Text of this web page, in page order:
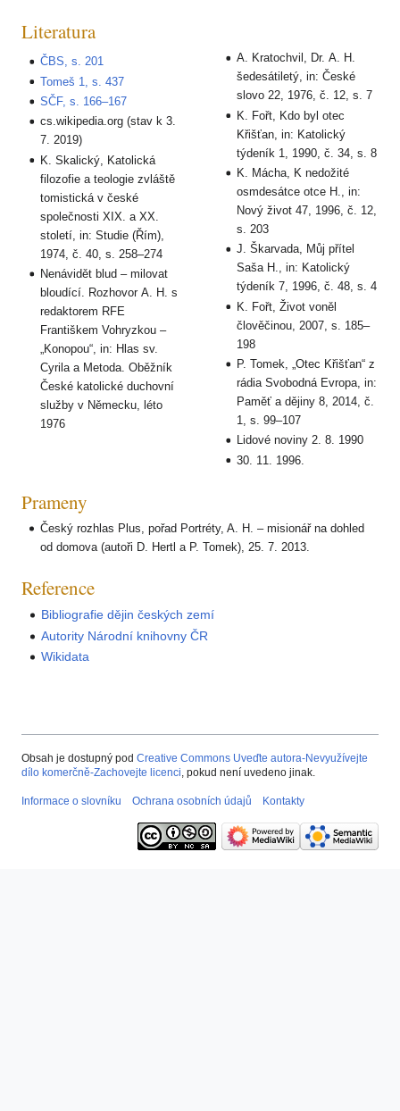
Literatura
ČBS, s. 201
Tomeš 1, s. 437
SČF, s. 166–167
cs.wikipedia.org (stav k 3.
7. 2019)
K. Skalický, Katolická
filozofie a teologie zvláště
tomistická v české
společnosti XIX. a XX.
století, in: Studie (Řím),
1974, č. 40, s. 258–274
Nenávidět blud – milovat
bloudící. Rozhovor A. H. s
redaktorem RFE
Františkem Vohryzkou –
„Konopou“, in: Hlas sv.
Cyrila a Metoda. Oběžník
České katolické duchovní
služby v Německu, léto
1976
A. Kratochvil, Dr. A. H.
šedesátiletý, in: České
slovo 22, 1976, č. 12, s. 7
K. Fořt, Kdo byl otec
Křišťan, in: Katolický
týdeník 1, 1990, č. 34, s. 8
K. Mácha, K nedožité
osmdesátce otce H., in:
Nový život 47, 1996, č. 12,
s. 203
J. Škarvada, Můj přítel
Saša H., in: Katolický
týdeník 7, 1996, č. 48, s. 4
K. Fořt, Život voněl
člověčinou, 2007, s. 185–
198
P. Tomek, „Otec Křišťan“ z
rádia Svobodná Evropa, in:
Paměť a dějiny 8, 2014, č.
1, s. 99–107
Lidové noviny 2. 8. 1990
30. 11. 1996.
Prameny
Český rozhlas Plus, pořad Portréty, A. H. – misionář na dohled
od domova (autoři D. Hertl a P. Tomek), 25. 7. 2013.
Reference
Bibliografie dějin českých zemí
Autority Národní knihovny ČR
Wikidata
Obsah je dostupný pod Creative Commons Uveďte autora-Nevyužívejte
dílo komerčně-Zachovejte licenci , pokud není uvedeno jinak.
Informace o slovníku Ochrana osobních údajů Kontakty